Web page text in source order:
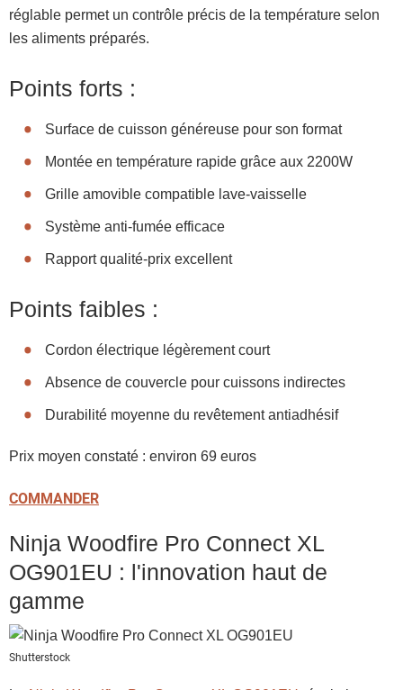
réglable permet un contrôle précis de la température selon
les aliments préparés.
Points forts :
Surface de cuisson généreuse pour son format
Montée en température rapide grâce aux 2200W
Grille amovible compatible lave-vaisselle
Système anti-fumée efficace
Rapport qualité-prix excellent
Points faibles :
Cordon électrique légèrement court
Absence de couvercle pour cuissons indirectes
Durabilité moyenne du revêtement antiadhésif
Prix moyen constaté : environ 69 euros
COMMANDER
Ninja Woodfire Pro Connect XL
OG901EU : l'innovation haut de
gamme
Shutterstock